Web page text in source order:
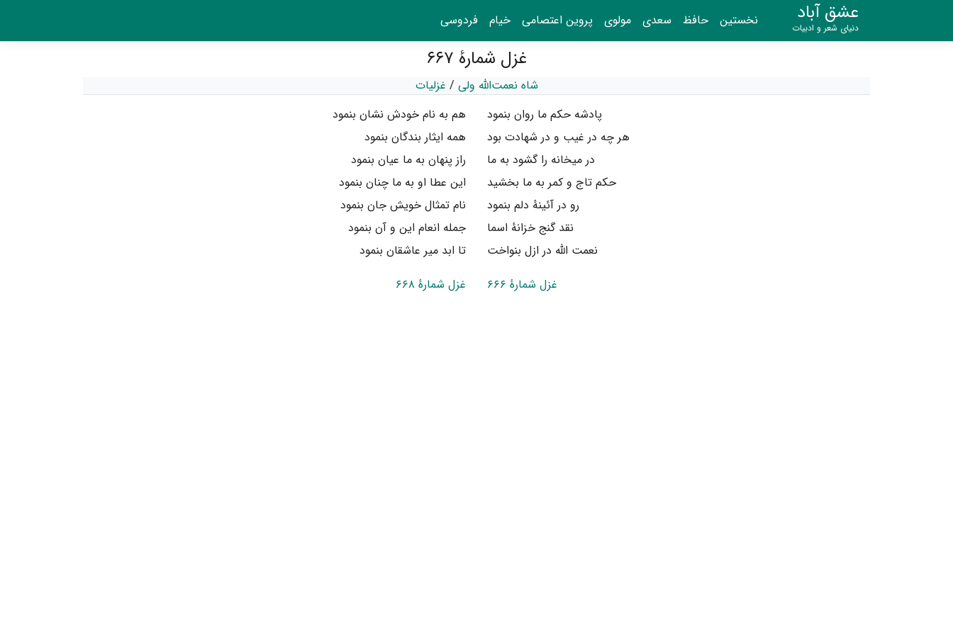
عشق آباد
دنیای شعر و ادبیات نخستین حافظ سعدی مولوی پروین اعتصامی خیام فردوسی
غزل شمارهٔ ۶۶۷
شاه نعمت‌الله ولی / غزلیات
پادشه حکم ما روان بنمود
هم به نام خودش نشان بنمود
هر چه در غیب و در شهادت بود
همه ایثار بندگان بنمود
در میخانه را گشود به ما
راز پنهان به ما عیان بنمود
حکم تاج و کمر به ما بخشید
این عطا او به ما چنان بنمود
رو در آئینهٔ دلم بنمود
نام تمثال خویش جان بنمود
نقد گنج خزانهٔ اسما
جمله انعام این و آن بنمود
نعمت الله در ازل بنواخت
تا ابد میر عاشقان بنمود
غزل شمارهٔ ۶۶۶
غزل شمارهٔ ۶۶۸